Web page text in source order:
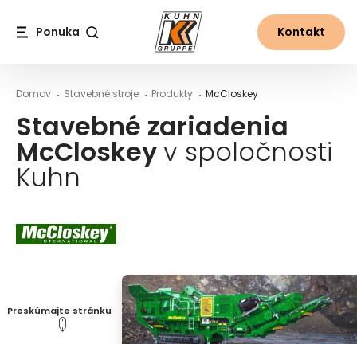
Ponuka
Vyhľadávanie
Kontakt
Domov Stavebné stroje Produkty McCloskey
Stavebné zariadenia
McCloskeyv spoločnosti
Kuhn
Preskúmajte stránku